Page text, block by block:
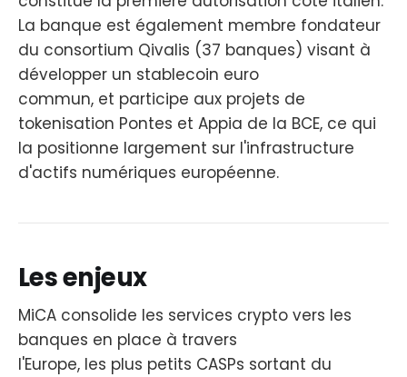
La banque est également membre fondateur
du consortium Qivalis (37 banques) visant à
développer un stablecoin euro
commun, et participe aux projets de
tokenisation Pontes et Appia de la BCE, ce qui
la positionne largement sur l'infrastructure
d'actifs numériques européenne.
Les enjeux
MiCA consolide les services crypto vers les
banques en place à travers
l'Europe, les plus petits CASPs sortant du